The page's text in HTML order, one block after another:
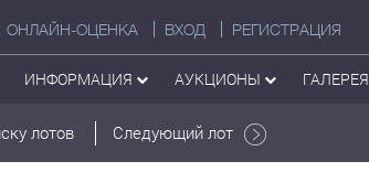
ОНЛАЙН-ОЦЕНКА ВХОД РЕГИСТРАЦИЯ
ИНФОРМАЦИЯ АУКЦИОНЫ ГАЛЕРЕЯ
лотов Следующий лот